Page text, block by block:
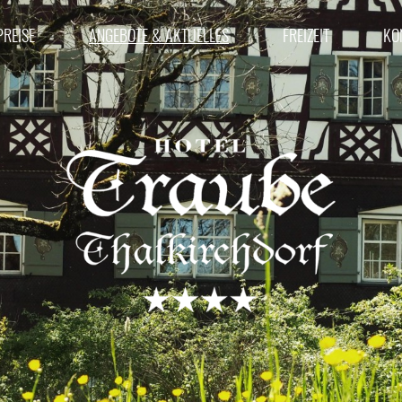
ANGEBOTE & AKTUELLES FREIZEIT